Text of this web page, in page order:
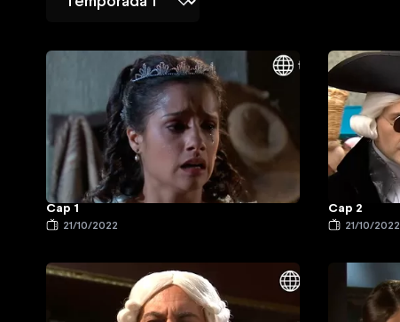
Cap 1
21/10/2022
Cap 2
21/10/2022